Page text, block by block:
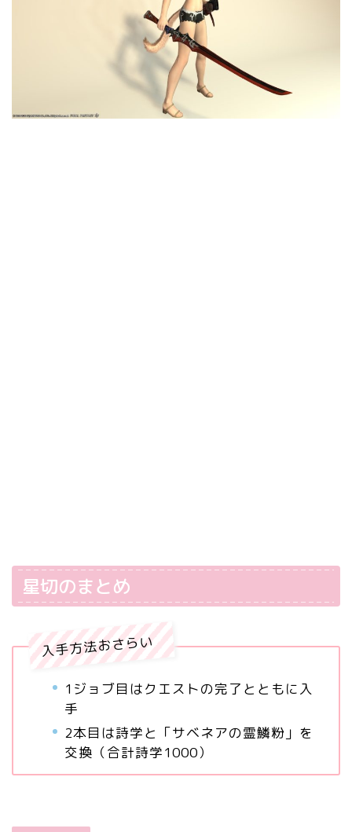
星切のまとめ
入手方法おさらい
1ジョブ目はクエストの完了とともに入
手
2本目は詩学と「サベネアの霊鱗粉」を
交換（合計詩学1000）